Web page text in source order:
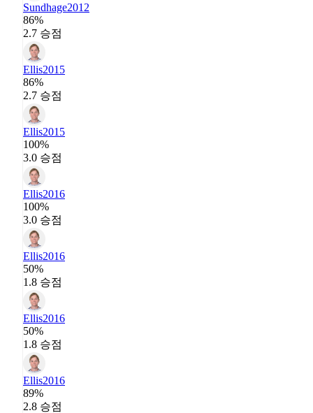
Sundhage2012
86%
2.7 승점
Ellis2015
86%
2.7 승점
Ellis2015
100%
3.0 승점
Ellis2016
100%
3.0 승점
Ellis2016
50%
1.8 승점
Ellis2016
50%
1.8 승점
Ellis2016
89%
2.8 승점